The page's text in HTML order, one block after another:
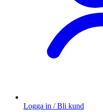
Logga in / Bli kund